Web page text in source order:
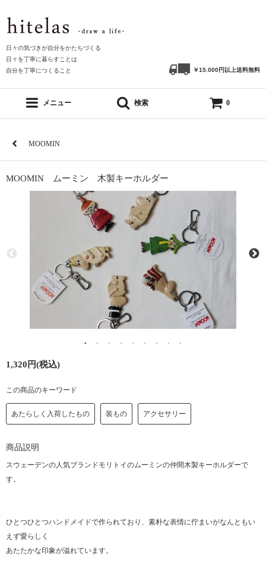
日々の気づきが自分をかたちづくる
日々を丁寧に暮らすことは
自分を丁寧につくること
￥15.000円以上送料無料
メニュー 検索 0
MOOMIN
MOOMIN ムーミン 木製キーホルダー
1,320円(税込)
この商品のキーワード
あたらしく入荷したもの 装もの アクセサリー
商品説明
スウェーデンの人気ブランドモリトイのムーミンの仲間木製キーホルダーで
す。
ひとつひとつハンドメイドで作られており、素朴な表情に佇まいがなんともい
えず愛らしく
あたたかな印象が溢れています。